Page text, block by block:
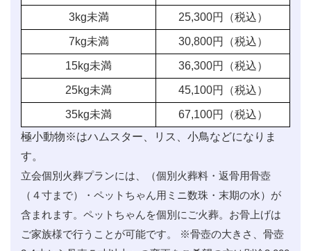
3kg未満 25,300円（税込）
7kg未満 30,800円（税込）
15kg未満 36,300円（税込）
25kg未満 45,100円（税込）
35kg未満 67,100円（税込）
極小動物※はハムスター、リス、小鳥などになりま
す。
立会個別火葬プランには、（個別火葬料・返骨用骨壺
（４寸まで）・ペットちゃん用ミニ数珠・末期の水）が
含まれます。ペットちゃんを個別にご火葬。お骨上げは
ご家族様で行うことが可能です。 ※骨壺の大きさ、骨壺